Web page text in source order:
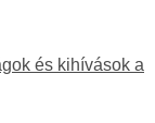
és kihívások a